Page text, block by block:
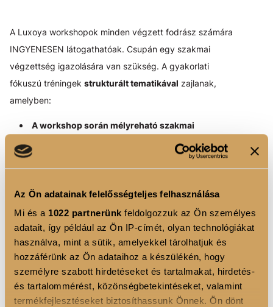
Az Ön adatainak felelősségteljes felhasználása
Mi és a 1022 partnerünk feldolgozzuk az Ön személyes
adatait, így például az Ön IP-címét, olyan technológiákat
használva, mint a sütik, amelyekkel tárolhatjuk és
hozzáférünk az Ön adataihoz a készülékén, hogy
személyre szabott hirdetéseket és tartalmakat, hirdetés-
és tartalommérést, közönségbetekintéseket, valamint
termékfejlesztéseket biztosíthassunk Önnek. Ön dönt
A Luxoya workshopok minden végzett fodrász számára
INGYENESEN látogathatóak. Csupán egy szakmai
végzettség igazolására van szükség. A gyakorlati
fókuszú tréningek strukturált tematikával zajlanak,
amelyben:
A workshop során mélyreható szakmai
ismereteket nyújtunk a hajfestés alapjaival
kapcsolatban
Élő modelleken mutatjuk be, hogyan
alkalmazhatóak hatékonyan a termékek a vendégek
igényeihez igazítottan
A foglalkozások országszerte elérhetők, nem csak
Budapesten – Szeretnéd első kézből megtapasztalni a
Luxoya Professional Paristermékek lenyűgöző